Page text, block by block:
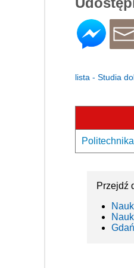
lista - Studia
Przejdź